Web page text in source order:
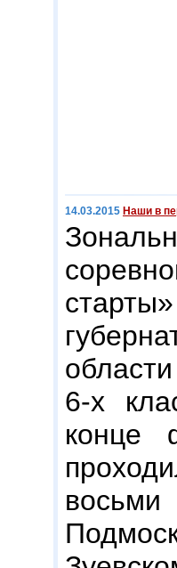
14.03.2015 Наши в
6-х
конце